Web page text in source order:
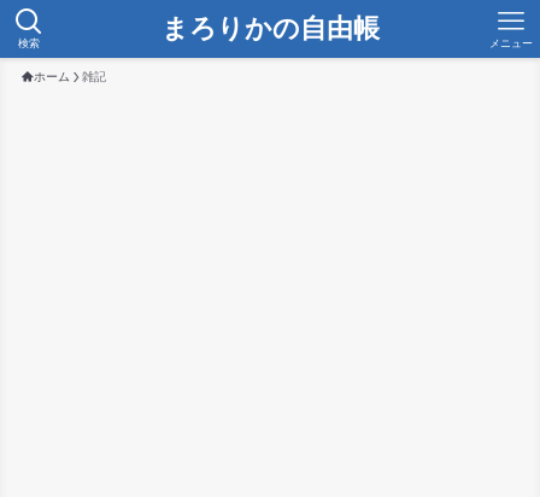
まろりかの自由帳
検索 メニュー
ホーム 雑記